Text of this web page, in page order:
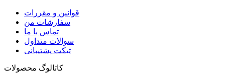
قوانین و مقررات
سفارشات من
تماس با ما
سوالات متداول
تیکت پشتیبانی
کاتالوگ محصولات